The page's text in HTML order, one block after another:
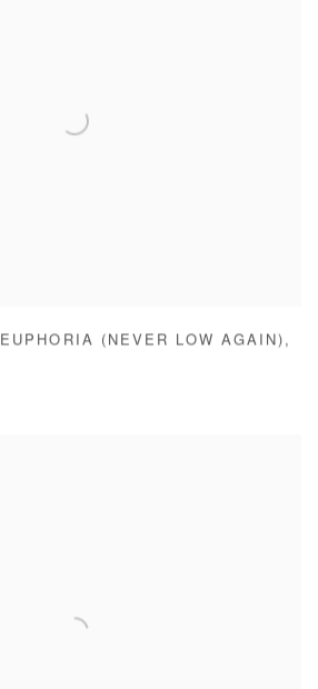
EUPHORIA (NEVER LOW AGAIN) ,